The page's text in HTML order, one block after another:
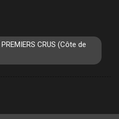
CRUS (Côte de